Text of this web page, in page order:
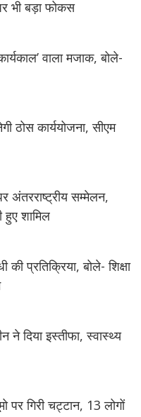
भी बड़ा फोकस
वाला मजाक, बोले-
ठोस कार्ययोजना, सीएम
अंतरराष्ट्रीय सम्मेलन,
शामिल
की प्रतिक्रिया, बोले- शिक्षा
ने दिया इस्तीफा, स्वास्थ्य
पर गिरी चट्टान, 13 लोगों